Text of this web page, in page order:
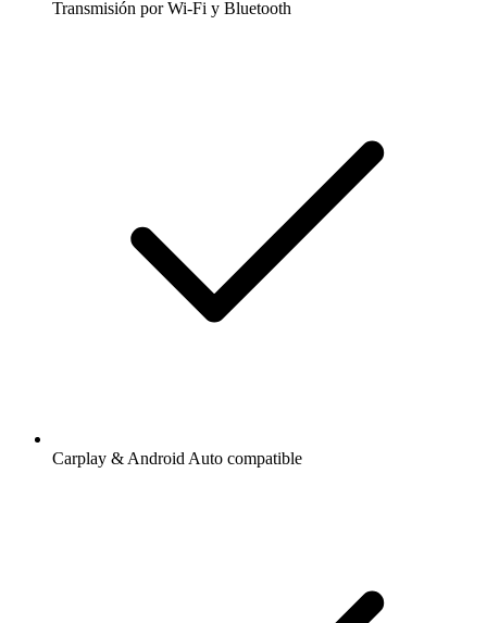
Transmisión por Wi-Fi y Bluetooth
Carplay & Android Auto compatible